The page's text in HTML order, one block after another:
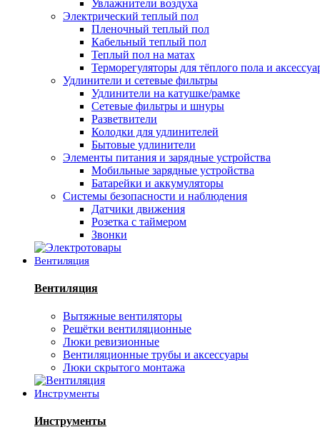
Увлажнители воздуха
Электрический теплый пол
Пленочный теплый пол
Кабельный теплый пол
Теплый пол на матах
Терморегуляторы для тёплого пола и
Удлинители и сетевые фильтры
Удлинители на катушке/рамке
Сетевые фильтры и шнуры
Разветвители
Колодки для удлинителей
Бытовые удлинители
Элементы питания и зарядные устройства
Мобильные зарядные устройства
Батарейки и аккумуляторы
Системы безопасности и наблюдения
Датчики движения
Розетка с таймером
Звонки
Вентиляция
Вентиляция
Вытяжные вентиляторы
Решётки вентиляционные
Люки ревизионные
Вентиляционные трубы и аксессуары
Люки скрытого монтажа
Инструменты
Инструменты